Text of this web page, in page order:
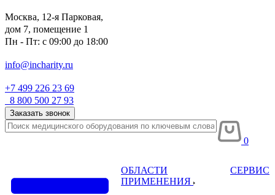
Москва, 12-я Парковая,
дом 7, помещение 1
Пн - Пт: с 09:00 до 18:00
info@incharity.ru
+7 499 226 23 69
8 800 500 27 93
Заказать звонок
0
ОБЛАСТИ
ПРИМЕНЕНИЯ
СЕРВИС